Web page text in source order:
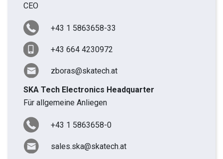
CEO
+43 1 5863658-33
+43 664 4230972
zboras@skatech.at
SKA Tech Electronics Headquarter
Für allgemeine Anliegen
+43 1 5863658-0
sales.ska@skatech.at